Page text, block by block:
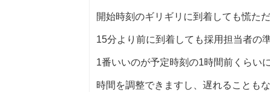
開始時刻のギリギリに到着しても慌た
15分より前に到着しても採用担当者の
1番いいのが予定時刻の1時間前くらい
時間を調整できますし、遅れることも